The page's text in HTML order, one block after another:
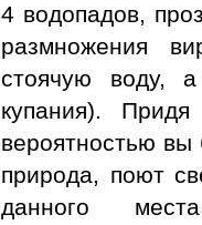
4 водопадов,
размножения
стоячую воду,
купания).
вероятностью вы
природа, поют
данного